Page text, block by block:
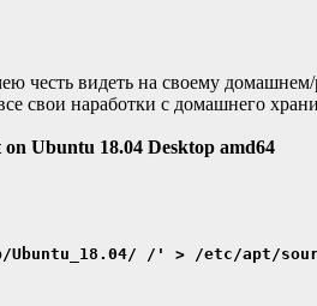
честь видеть на своему домашнем/
свои наработки с домашнего
Ubuntu 18.04 Desktop amd64
Ubuntu_18.04/ /' > /etc/apt/